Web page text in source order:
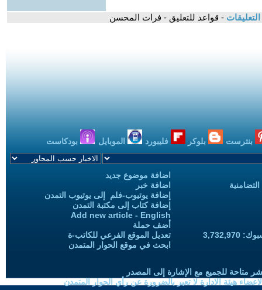
- قواعد للتعليق - فرات المحسن
بنترست بلوكر فليبورد الموبايل بودكاست
اضافة موضوع جديد
اضافة خبر
إضافة يوتيوب-فلم إلى يوتيوب التمدن
إضافة كتاب إلى مكتبة التمدن
Add new article - English
أضف حملة
تعديل الموقع الفرعي للكاتب-ة
ابحث في موقع الحوار المتمدن
متاحة للجميع مع الإشارة إلى المصدر
هيئة الادارة لا تعبر بالضرورة عن رأي الحوار المتمدن